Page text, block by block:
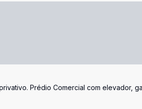
Prédio Comercial com elevador,